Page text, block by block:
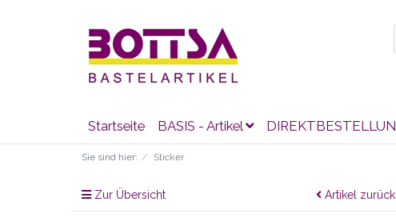
Startseite BASIS - Artikel
Sie sind hier: Sticker
Zur Übersicht Artikel zurück